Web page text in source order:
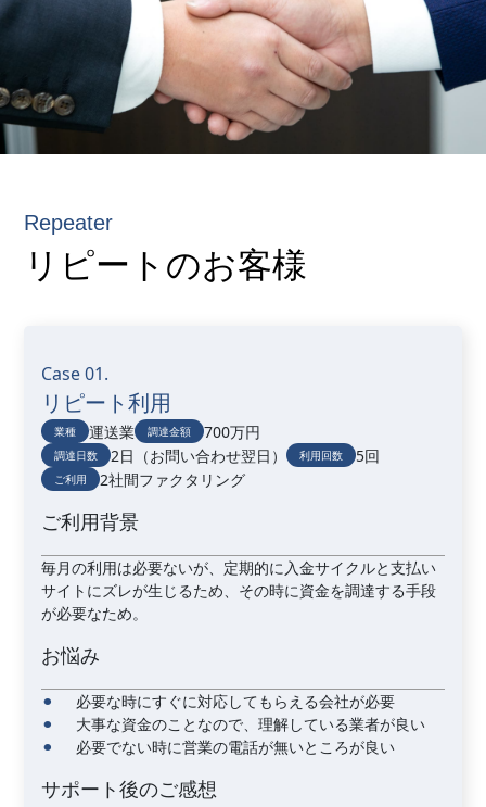
Repeater
リピートのお客様
Case 01.
リピート利用
業種 運送業 調達金額 700万円
調達日数 2日（お問い合わせ翌日） 利用回数 5回
ご利用 2社間ファクタリング
ご利用背景
毎月の利用は必要ないが、定期的に入金サイクルと支払い
サイトにズレが生じるため、その時に資金を調達する手段
が必要なため。
お悩み
必要な時にすぐに対応してもらえる会社が必要
大事な資金のことなので、理解している業者が良い
必要でない時に営業の電話が無いところが良い
サポート後のご感想